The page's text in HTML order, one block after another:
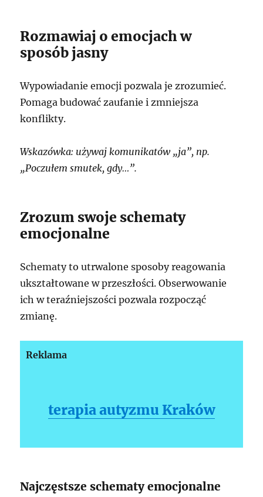
Rozmawiaj o emocjach w
sposób jasny
Wypowiadanie emocji pozwala je zrozumieć.
Pomaga budować zaufanie i zmniejsza
konflikty.
Wskazówka: używaj komunikatów „ja”, np.
„Poczułem smutek, gdy…”.
Zrozum swoje schematy
emocjonalne
Schematy to utrwalone sposoby reagowania
ukształtowane w przeszłości. Obserwowanie
ich w teraźniejszości pozwala rozpocząć
zmianę.
Reklama
terapia autyzmu Kraków
Najczęstsze schematy emocjonalne